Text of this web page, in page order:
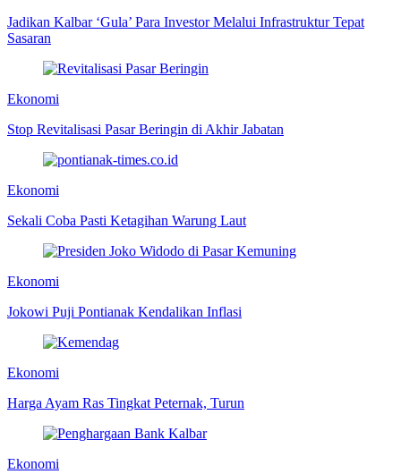
Jadikan Kalbar ‘Gula’ Para Investor Melalui Infrastruktur Tepat
Sasaran
Ekonomi
Stop Revitalisasi Pasar Beringin di Akhir Jabatan
Ekonomi
Sekali Coba Pasti Ketagihan Warung Laut
Ekonomi
Jokowi Puji Pontianak Kendalikan Inflasi
Ekonomi
Harga Ayam Ras Tingkat Peternak, Turun
Ekonomi